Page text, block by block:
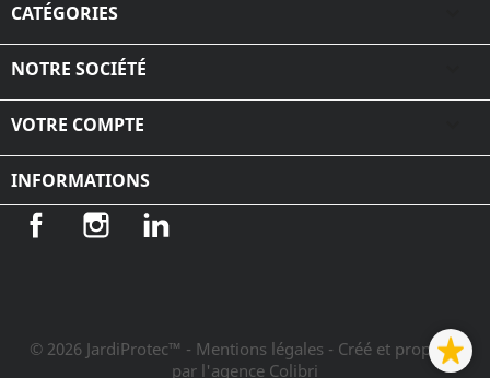
CATÉGORIES
NOTRE SOCIÉTÉ
VOTRE COMPTE
INFORMATIONS
Facebook Instagram
© 2026 JardiProtec™ - Mentions légales - Créé et propulsé
par l'agence Colibri